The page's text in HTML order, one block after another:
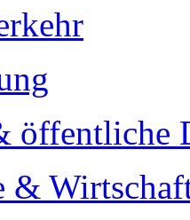
öffentliche
&